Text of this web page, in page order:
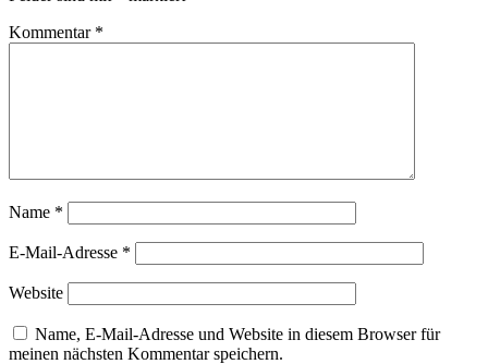
Kommentar *
Name *
E-Mail-Adresse *
Website
Name, E-Mail-Adresse und Website in diesem Browser für
meinen nächsten Kommentar speichern.